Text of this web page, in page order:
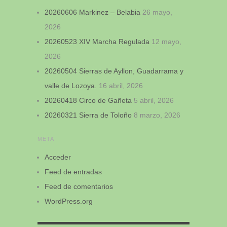
20260606 Markinez – Belabia 26 mayo,
2026
20260523 XIV Marcha Regulada 12 mayo,
2026
20260504 Sierras de Ayllon, Guadarrama y
valle de Lozoya.
16 abril, 2026
20260418 Circo de Gañeta 5 abril, 2026
20260321 Sierra de Toloño 8 marzo, 2026
META
Acceder
Feed de entradas
Feed de comentarios
WordPress.org